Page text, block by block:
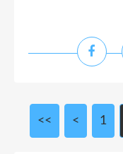
<< < 1